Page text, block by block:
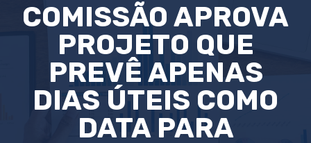
COMISSÃO APROVA
PROJETO QUE
PREVÊ APENAS
DIAS ÚTEIS COMO
DATA PARA